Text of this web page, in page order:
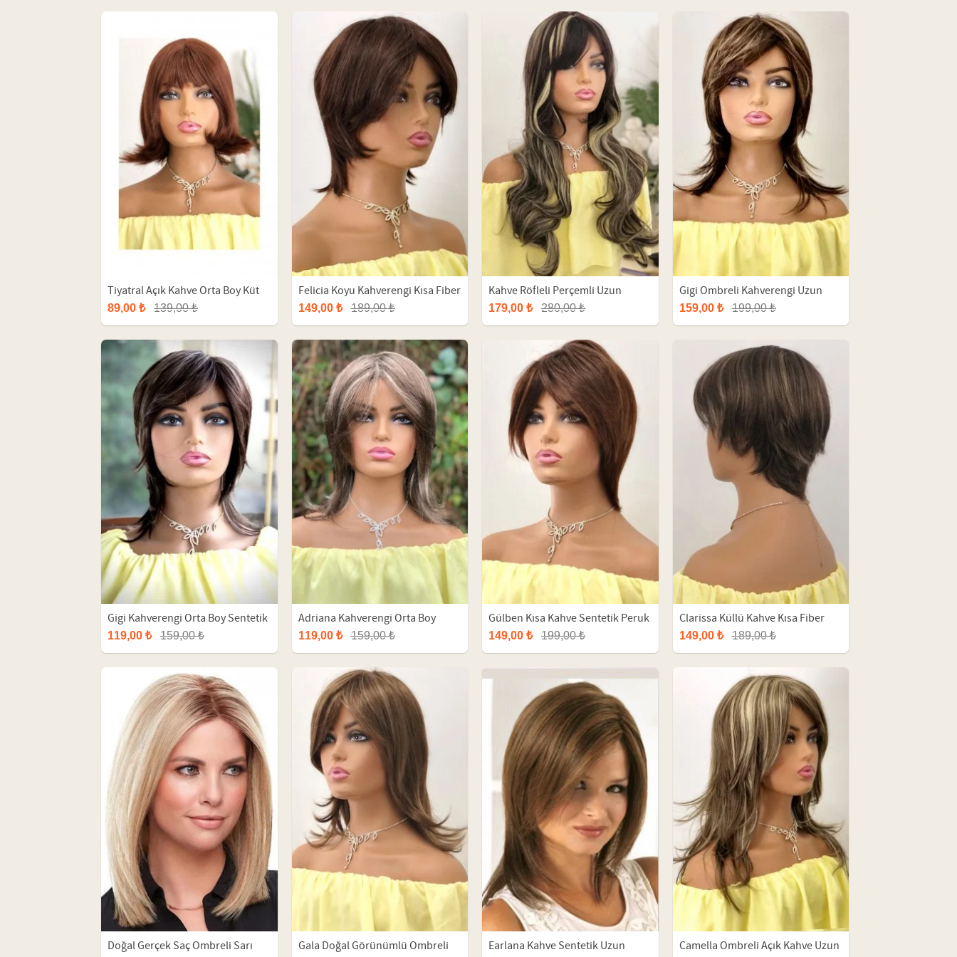
Tiyatral Açık Kahve Orta Boy Küt
Sentetik Peruk
89,00 ₺ 139,00 ₺
Felicia Koyu Kahverengi Kısa Fiber
Sentetik Peruk
149,00 ₺ 189,00 ₺
Kahve Röfleli Perçemli Uzun
Dalgalı Fiber Peruk
179,00 ₺ 280,00 ₺
Gigi Ombreli Kahverengi Uzun
Fiber Peruk
159,00 ₺ 199,00 ₺
Gigi Kahverengi Orta Boy Sentetik
Peruk
119,00 ₺ 159,00 ₺
Adriana Kahverengi Orta Boy
Sentetik Peruk
119,00 ₺ 159,00 ₺
Gülben Kısa Kahve Sentetik Peruk
149,00 ₺ 199,00 ₺
Clarissa Küllü Kahve Kısa Fiber
Peruk
149,00 ₺ 189,00 ₺
Doğal Gerçek Saç Ombreli Sarı
Gala Doğal Görünümlü Ombreli
Earlana Kahve Sentetik Uzun
Camella Ombreli Açık Kahve Uzun